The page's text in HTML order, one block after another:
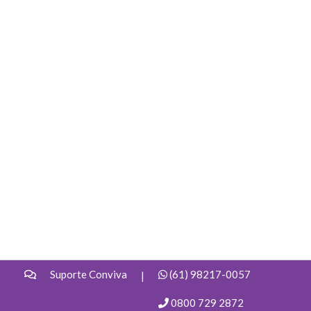
Suporte Conviva | (61) 98217-0057
0800 729 2872